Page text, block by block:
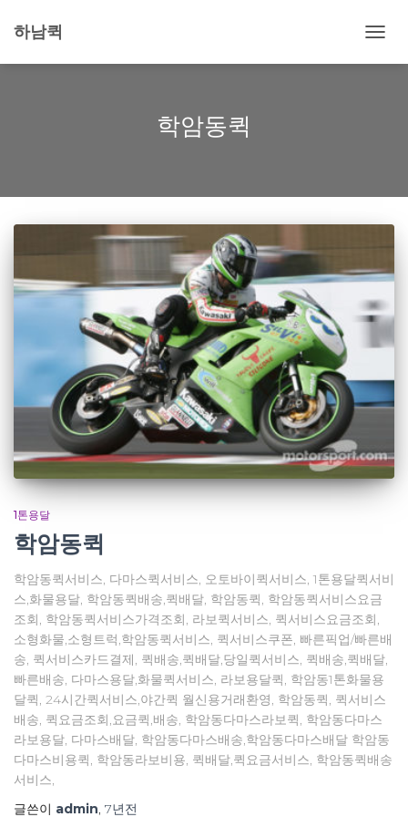
하남퀵
비
학암동퀵
1톤용달
학암동퀵
학암동퀵서비스, 다마스퀵서비스, 오토바이퀵서비스, 1톤용달퀵서비
스,화물용달, 학암동퀵배송,퀵배달, 학암동퀵, 학암동퀵서비스요금
조회, 학암동퀵서비스가격조회, 라보퀵서비스, 퀵서비스요금조회,
소형화물,소형트럭,학암동퀵서비스, 퀵서비스쿠폰, 빠른픽업/빠른배
송, 퀵서비스카드결제, 퀵배송,퀵배달,당일퀵서비스, 퀵배송,퀵배달,
빠른배송, 다마스용달,화물퀵서비스, 라보용달퀵, 학암동1톤화물용
달퀵, 24시간퀵서비스,야간퀵 월신용거래환영, 학암동퀵, 퀵서비스
배송, 퀵요금조회,요금퀵,배송, 학암동다마스라보퀵, 학암동다마스
라보용달, 다마스배달, 학암동다마스배송,학암동다마스배달 학암동
다마스비용퀵, 학암동라보비용, 퀵배달,퀵요금서비스, 학암동퀵배송
서비스,
글쓴이 admin, 7년전